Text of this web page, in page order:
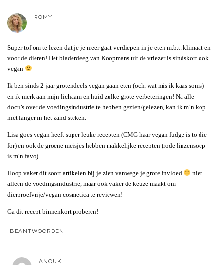
ROMY
Super tof om te lezen dat je je meer gaat verdiepen in je eten m.b.t. klimaat en
voor de dieren! Het bladerdeeg van Koopmans uit de vriezer is sindskort ook
vegan
Ik ben sinds 2 jaar grotendeels vegan gaan eten (och, wat mis ik kaas soms)
en ik merk aan mijn lichaam en huid zulke grote verbeteringen! Na alle
docu’s over de voedingsindustrie te hebben gezien/gelezen, kan ik m’n kop
niet langer in het zand steken.
Lisa goes vegan heeft super leuke recepten (OMG haar vegan fudge is to die
for) en ook de groene meisjes hebben makkelijke recepten (rode linzensoep
is m’n favo).
Hoop vaker dit soort artikelen bij je zien vanwege je grote invloed
niet
alleen de voedingsindustrie, maar ook vaker de keuze maakt om
dierproefvrije/vegan cosmetica te reviewen!
Ga dit recept binnenkort proberen!
BEANTWOORDEN
ANOUK